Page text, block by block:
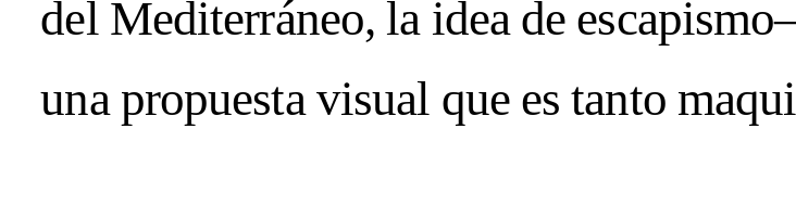
SPRING / SUMMER 2026
BEAUTY OF LIFE!
—
del Mediterráneo, la idea de
una propuesta visual que es tanto